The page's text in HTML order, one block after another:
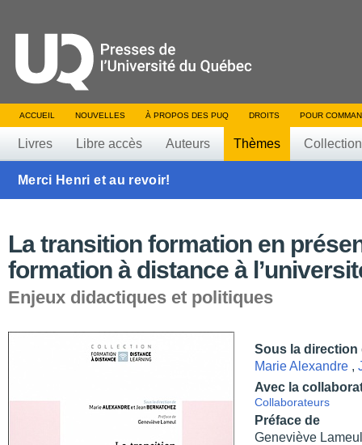
ACCUEIL NOUVELLES À PROPOS DES PUQ DROITS POUR
Livres Libre accès Auteurs Thèmes
Merci Henri et au revoir!
La transition formation en
formation à distance à
Enjeux didactiques et politiques
Sous la direction
Marie Alexandre ,
Avec la
Collaborateurs
Préface de
Geneviève Lameul